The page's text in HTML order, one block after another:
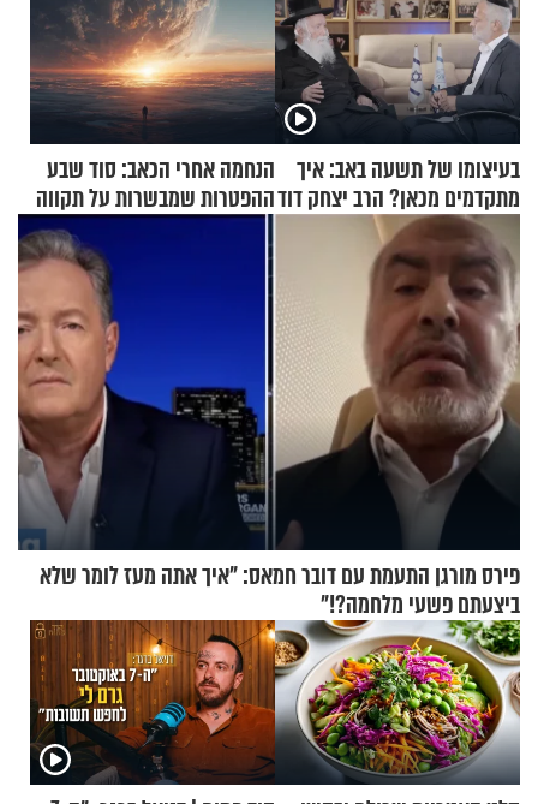
בעיצומו של תשעה באב: איך
מתקדמים מכאן? הרב יצחק דוד
גרוסמן בשיחה מיוחדת
הנחמה אחרי הכאב: סוד שבע
ההפטרות שמבשרות על תקווה
וגאולה
פירס מורגן התעמת עם דובר חמאס: "איך אתה מעז לומר שלא
ביצעתם פשעי מלחמה?!"